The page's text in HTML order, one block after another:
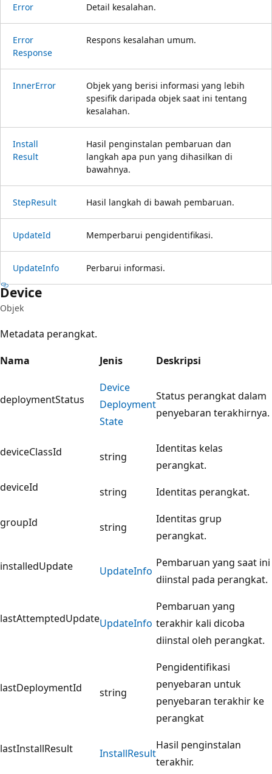
Error Detail kesalahan.
Error
Response
Respons kesalahan umum.
InnerError
Objek yang berisi informasi yang lebih
spesifik daripada objek saat ini tentang
kesalahan.
Install
Result
Hasil penginstalan pembaruan dan
langkah apa pun yang dihasilkan di
bawahnya.
StepResult Hasil langkah di bawah pembaruan.
UpdateId Memperbarui pengidentifikasi.
UpdateInfo Perbarui informasi.
Device
Objek
Metadata perangkat.
Nama
Jenis Deskripsi
deploymentStatus
Device
Deployment
State
Status perangkat dalam
penyebaran terakhirnya.
deviceClassId string
Identitas kelas
perangkat.
deviceId
string Identitas perangkat.
groupId string
Identitas grup
perangkat.
installedUpdate UpdateInfo
Pembaruan yang saat ini
diinstal pada perangkat.
lastAttemptedUpdateUpdateInfo
Pembaruan yang
terakhir kali dicoba
diinstal oleh perangkat.
lastDeploymentId string
Pengidentifikasi
penyebaran untuk
penyebaran terakhir ke
perangkat
lastInstallResult InstallResult
Hasil penginstalan
terakhir.